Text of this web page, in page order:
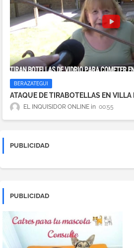
BERAZATEGUI
ATAQUE DE TIRABOTELLAS EN VILLA
EL INQUISIDOR ONLINE 00:55
PUBLICIDAD
PUBLICIDAD